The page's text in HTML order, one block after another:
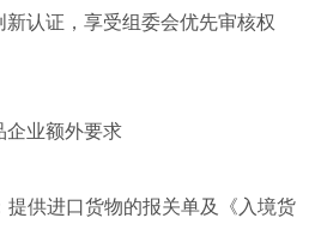
认证，享受组委会优先审核权
企业额外要求
提供进口货物的报关单及《入境货